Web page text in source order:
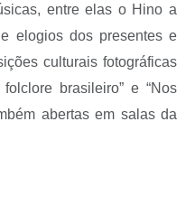
entre elas o Hino a
elogios dos presentes e
culturais fotográficas
brasileiro” e “Nos
abertas em salas da